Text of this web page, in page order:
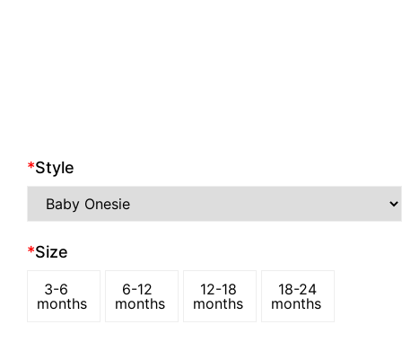
*Style
*Size
3-6
months
6-12
months
12-18
months
18-24
months